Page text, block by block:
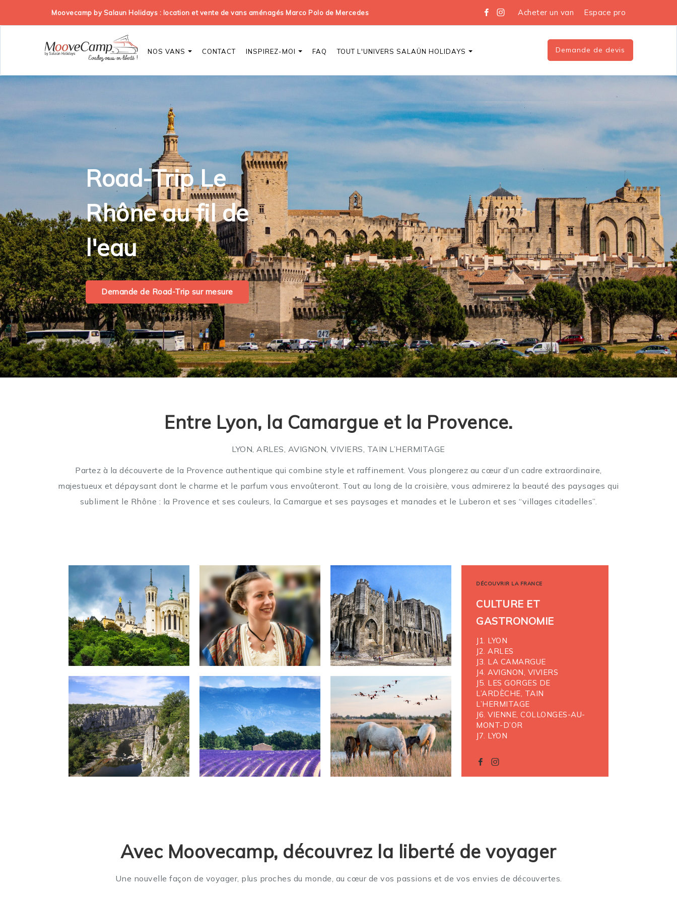
Moovecamp by Salaun Holidays : location et vente de vans aménagés Marco Polo de Mercedes Acheter un van Espace pro
NOS VANS CONTACT INSPIREZ-MOI FAQ TOUT L'UNIVERS SALAÜN HOLIDAYS Demande de devis
Road-Trip Le
Rhône au fil de
l'eau
Demande de Road-Trip sur mesure
Entre Lyon, la Camargue et la Provence.
LYON, ARLES, AVIGNON, VIVIERS, TAIN L’HERMITAGE
Partez à la découverte de la Provence authentiquequi combine style et raffinement. Vous plongerez au cœur d’un cadre extraordinaire,
majestueux et dépaysant dont le charme et le parfum vous envoûteront. Tout au long de la croisière, vous admirerez la beauté des paysages qui
subliment le Rhône : la Provence et ses couleurs, la Camargue et ses paysages et manades et le Luberon et ses “villages citadelles”.
DÉCOUVRIR LA FRANCE
CULTURE ET
GASTRONOMIE
J1. LYON
J2. ARLES
J3. LA CAMARGUE
J4. AVIGNON, VIVIERS
J5. LES GORGES DE
L’ARDÈCHE, TAIN
L’HERMITAGE
J6. VIENNE, COLLONGES-AU-
MONT-D’OR
J7. LYON
Avec Moovecamp, découvrez la liberté de voyager
Une nouvelle façon de voyager, plus proches du monde, au cœur de vos passions et de vos envies de découvertes.